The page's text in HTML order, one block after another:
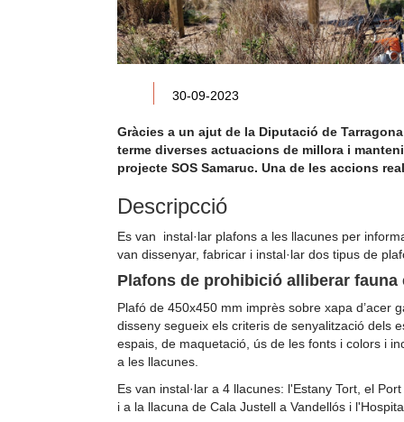
30-09-2023
Gràcies a un ajut de la Diputació de
terme diverses actuacions de millora i
projecte SOS Samaruc. Una de les accions
Descripcció
Es van instal·lar plafons a les llacunes per
van dissenyar, fabricar i instal·lar dos tipus de
Plafons de prohibició alliberar fauna
Plafó de 450x450 mm imprès sobre xapa d’acer
disseny segueix els criteris de senyalització dels
espais, de maquetació, ús de les fonts i colors i
a les llacunes.
Es van instal·lar a 4 llacunes: l'Estany Tort, el
i a la llacuna de Cala Justell a Vandellós i